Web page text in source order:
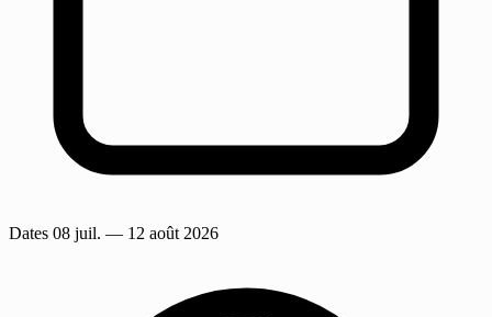
Dates 08 juil. — 12 août 2026